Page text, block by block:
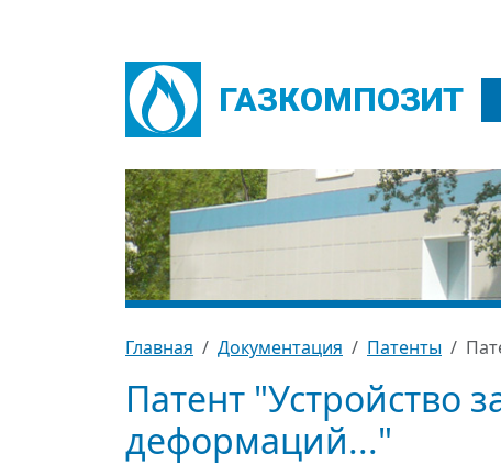
ГАЗКОМПОЗИТ
Главная Документация Патенты
Патент "Устройство
деформаций..."